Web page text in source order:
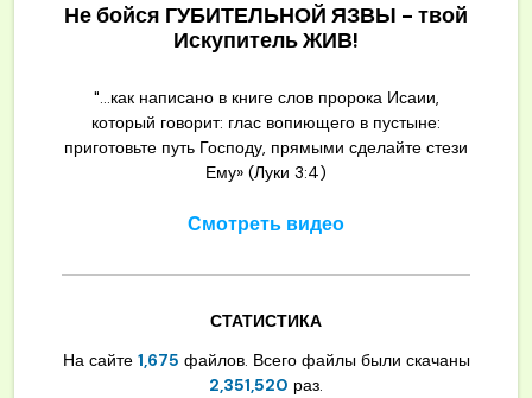
Не бойся ГУБИТЕЛЬНОЙ ЯЗВЫ - твой
Искупитель ЖИВ!
"...как написано в книге слов пророка Исаии,
который говорит: глас вопиющего в пустыне:
приготовьте путь Господу, прямыми сделайте стези
Ему» (Луки 3:4)
Смотреть видео
СТАТИСТИКА
На сайте 1,675 файлов. Всего файлы были скачаны
2,351,520 раз.